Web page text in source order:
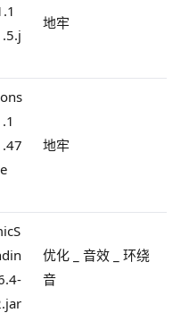
地牢
地牢
优化 _ 音效 _ 环绕
音